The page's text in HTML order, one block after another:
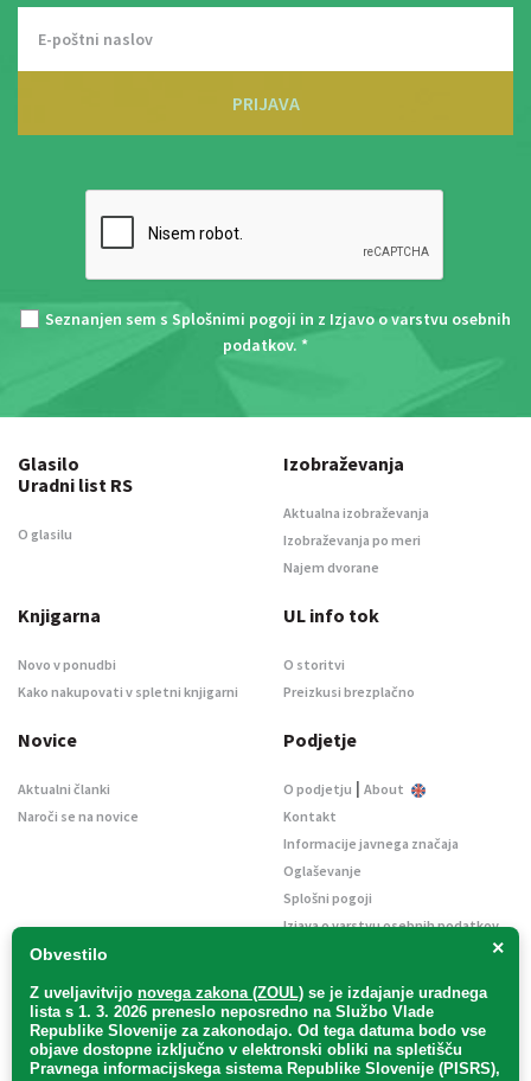
PRIJAVA
Seznanjen sem s Splošnimi pogoji in z Izjavo o varstvu osebnih
podatkov. *
×
Obvestilo
Z uveljavitvijo novega zakona (ZOUL) se je izdajanje uradnega
lista s 1. 3. 2026 preneslo neposredno na Službo Vlade
Republike Slovenije za zakonodajo. Od tega datuma bodo vse
objave dostopne izključno v elektronski obliki na spletišču
Pravnega informacijskega sistema Republike Slovenije (PISRS),
Glasilo
Uradni list RS
O glasilu
Izobraževanja
Aktualna izobraževanja
Izobraževanja po meri
Najem dvorane
Knjigarna
Novo v ponudbi
Kako nakupovati v spletni knjigarni
UL info tok
O storitvi
Preizkusi brezplačno
Novice
Aktualni članki
Naroči se na novice
Podjetje
O podjetju | About
Kontakt
Informacije javnega značaja
Oglaševanje
Splošni pogoji
Izjava o varstvu osebnih podatkov